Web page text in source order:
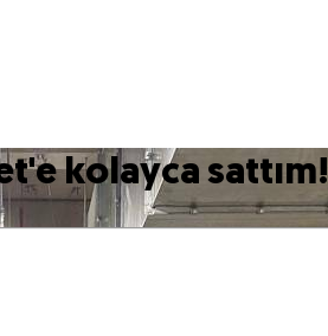
kolayca sattım!